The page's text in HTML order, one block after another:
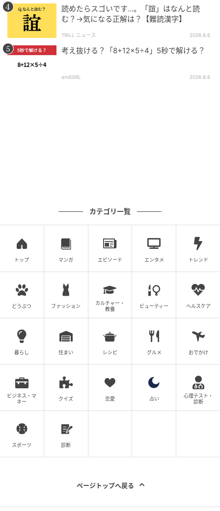
読めたらスゴいです…。「誼」はなんと読
む？→気になる正解は？【難読漢字】
TRILL ニュース 2026.8.6
考え抜ける？「8+12×5÷4」5秒で解ける？
andGIRL 2026.8.6
カテゴリ一覧
トップ マンガ エピソード エンタメ トレンド
どうぶつ ファッション
カルチャー・
教養
ビューティー ヘルスケア
暮らし 住まい レシピ グルメ おでかけ
ビジネス・マ
ネー
クイズ 恋愛 占い
心理テスト・
診断
スポーツ 診断
ページトップへ戻る